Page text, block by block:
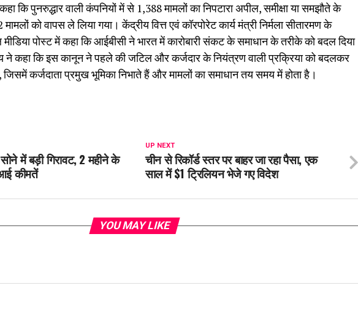
कि पुनरुद्धार वाली कंपनियों में से 1,388 मामलों का निपटारा अपील, समीक्षा या समझौते के
को वापस ले लिया गया। केंद्रीय वित्त एवं कॉरपोरेट कार्य मंत्री निर्मला सीतारमण के
पोस्ट में कहा कि आईबीसी ने भारत में कारोबारी संकट के समाधान के तरीके को बदल दिया
ने कहा कि इस कानून ने पहले की जटिल और कर्जदार के नियंत्रण वाली प्रक्रिया को बदलकर
जिसमें कर्जदाता प्रमुख भूमिका निभाते हैं और मामलों का समाधान तय समय में होता है।
UP NEXT
चीन से रिकॉर्ड स्तर पर बाहर जा रहा पैसा, एक
साल में $1 ट्रिलियन भेजे गए विदेश
में बड़ी गिरावट, 2 महीने के
कीमतें
YOU MAY LIKE